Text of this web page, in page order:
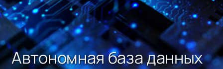
Автономная база данных